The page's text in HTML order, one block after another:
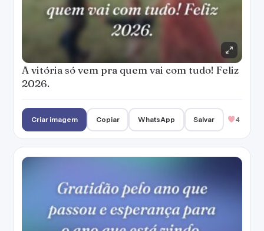
A vitória só vem pra quem vai com tudo! Feliz
2026.
Criar imagem Copiar WhatsApp Salvar 4